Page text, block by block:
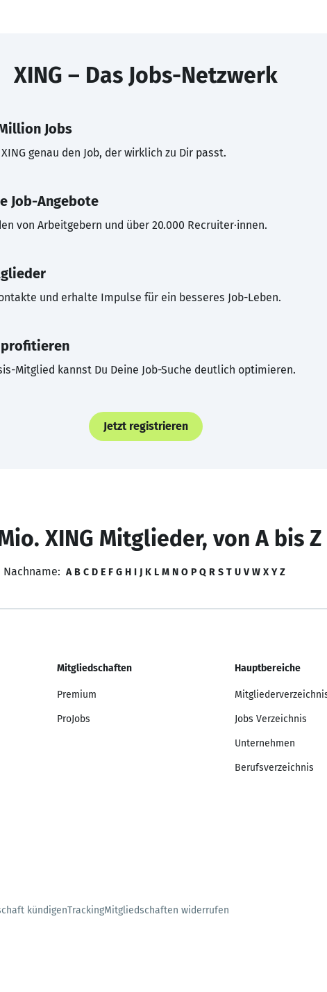
XING – Das Jobs-Netzwerk
Jobs
genau den Job, der wirklich zu Dir passt.
Job-Angebote
von Arbeitgebern und über 20.000 Recruiter·innen.
und erhalte Impulse für ein besseres Job-Leben.
Mitglied kannst Du Deine Job-Suche deutlich optimieren.
Jetzt registrieren
XING Mitglieder, von A bis Z
Nachname: A B C D E F G H I J K L M N O P Q R S T U V W X Y Z
Mitgliedschaften
Premium
ProJobs
Hauptbereiche
Jobs Verzeichnis
Unternehmen
Berufsverzeichnis
kündigenTrackingMitgliedschaften widerrufen